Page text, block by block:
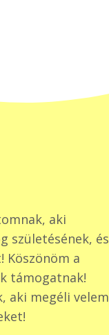
aki
születésének, és
Köszönöm a
támogatnak!
aki megéli velem